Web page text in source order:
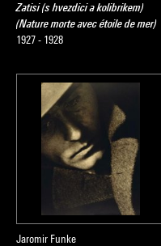
Zatisi (s hvezdici a kolibrikem)
(Nature morte avec étoile de mer)
1927 - 1928
Jaromir Funke